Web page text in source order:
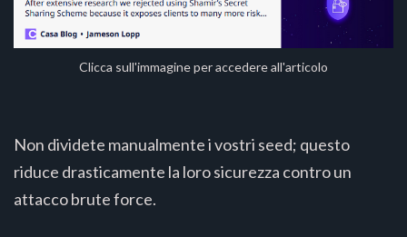
Clicca sull'immagine per accedere all'articolo
Non dividete manualmente i vostri seed; questo
riduce drasticamente la loro sicurezza contro un
attacco brute force.